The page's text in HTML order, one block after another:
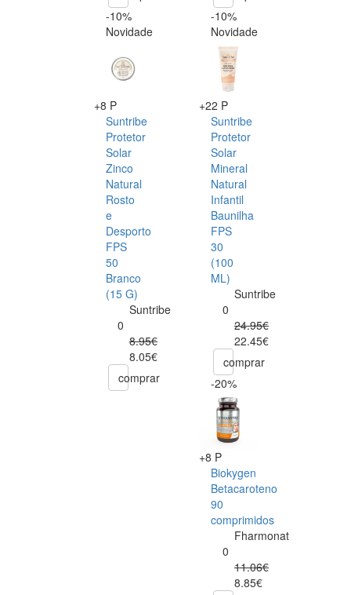
-10%
Novidade
+8 P
Suntribe
Protetor
Solar
Zinco
Natural
Rosto
e
Desporto
FPS
50
Branco
(15 G)
Suntribe
0
8.95€
8.05€
comprar
-10%
Novidade
+22 P
Suntribe
Protetor
Solar
Mineral
Natural
Infantil
Baunilha
FPS
30
(100
ML)
Suntribe
0
24.95€
22.45€
comprar
-20%
+8 P
Biokygen
Betacaroteno
90
comprimidos
Fharmonat
0
11.06€
8.85€